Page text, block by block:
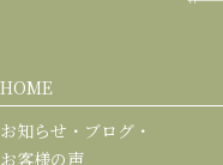
HOME
お知らせ・ブログ・
お客様の声